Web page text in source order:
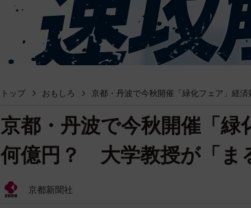
トップ おもしろ 京都・丹波で今秋開催「緑化フェア」経
京都・丹波で今秋開催「緑
何億円？ 大学教授が「ま
京都新聞社